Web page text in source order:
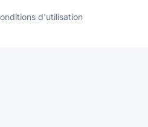
d'utilisation